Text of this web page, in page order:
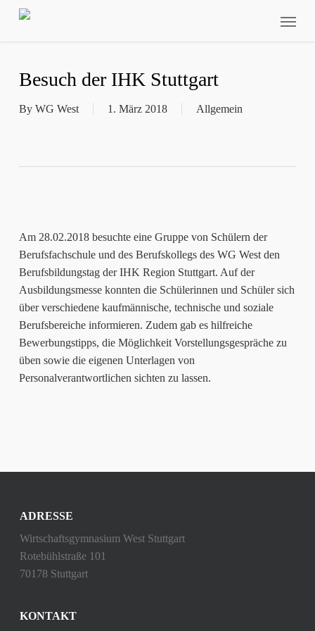
Skip
Besuch der IHK Stuttgart
By WG West 1. März 2018 Allgemein
Am 28.02.2018 besuchte eine Gruppe von Schülern der
Berufsfachschule und des Berufskollegs des WG West den
Berufsbildungstag der IHK Region Stuttgart. Auf der
Ausbildungsmesse konnten die Schülerinnen und Schüler sich
über verschiedene kaufmännische, technische und soziale
Berufsbereiche informieren. Zudem gab es hilfreiche
Bewerbungstipps, die Möglichkeit Vorstellungsgespräche zu
üben sowie die eigenen Unterlagen von
Personalverantwortlichen sichten zu lassen.
ADRESSE
Wirtschaftsgymnasium West Stuttgart
Rotebühlstraße 101
70178 Stuttgart
KONTAKT